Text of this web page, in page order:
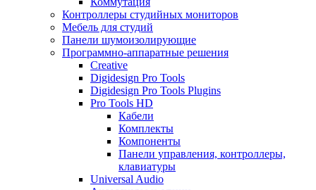
Контроллеры студийных мониторов
Мебель для студий
Панели шумоизолирующие
Программно-аппаратные решения
Creative
Digidesign Pro Tools
Digidesign Pro Tools Plugins
Pro Tools HD
Кабели
Комплекты
Компоненты
Панели управления, контроллеры,
клавиатуры
Universal Audio